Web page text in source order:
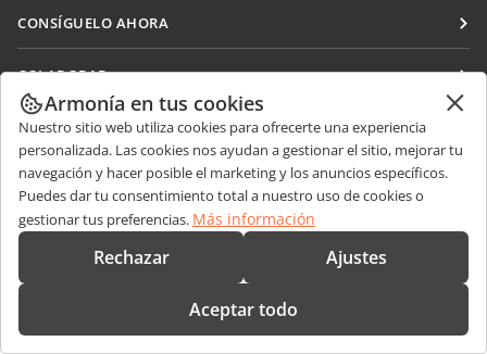
CONSÍGUELO AHORA
DocSpace
Workspace
Conectores
Aplicaciones de escritorio
Aplicaciones móviles
COLABORAR
Para colaboradores
Para traductores
Para influencers
Vacantes
RECIBIR NOTICIAS
Blog
OBTENER AYUDA
Foro
Cursos de formación
Webinars
CONTÁCTENOS
Preguntas de ventassales@onlyoffice.com
partners@onlyoffice.com
Consultas de prensapress@onlyoffice.com
onlyoffice.com
© Ascensio System SIA 2026. Todos los derechos reservados
Armonía en tus cookies
Nuestro sitio web utiliza cookies para ofrecerte una experiencia
personalizada. Las cookies nos ayudan a gestionar el sitio, mejorar tu
navegación y hacer posible el marketing y los anuncios específicos.
Puedes dar tu consentimiento total a nuestro uso de cookies o
gestionar tus preferencias. Más información
Rechazar Ajustes
Aceptar todo